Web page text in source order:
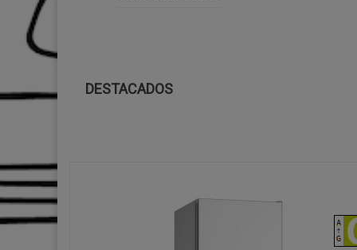
DESTACADOS